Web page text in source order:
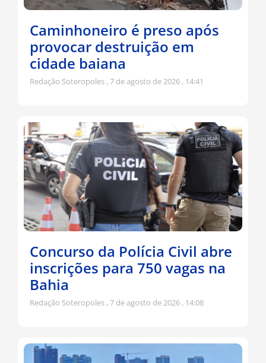
Caminhoneiro é preso após
provocar destruição em
cidade baiana
Redação Soteropoles 7 de agosto de 2026 14:41
Concurso da Polícia Civil abre
inscrições para 750 vagas na
Bahia
Redação Soteropoles 7 de agosto de 2026 14:08